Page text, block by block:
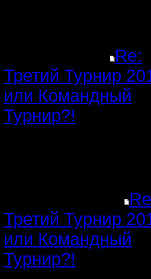
Re:
Третий Турнир
или Командный
Турнир?!
Третий Турнир
или Командный
Турнир?!